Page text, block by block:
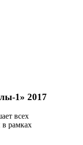
1» 2017
всех
в рамках